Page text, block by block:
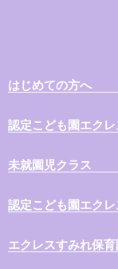
はじめての方へ
認定こども園エクレ
未就園児クラス
認定こども園エクレ
エクレスすみれ保育